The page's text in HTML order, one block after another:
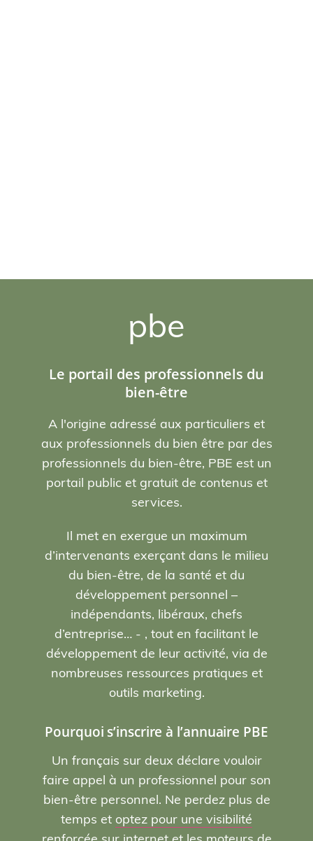
pbe
Le portail des professionnels du
bien-être
A l'origine adressé aux particuliers et
aux professionnels du bien être par des
professionnels du bien-être, PBE est un
portail public et gratuit de contenus et
services.
Il met en exergue un maximum
d’intervenants exerçant dans le milieu
du bien-être, de la santé et du
développement personnel –
indépendants, libéraux, chefs
d’entreprise… - , tout en facilitant le
développement de leur activité, via de
nombreuses ressources pratiques et
outils marketing.
Pourquoi s’inscrire à l’annuaire PBE
Un français sur deux déclare vouloir
faire appel à un professionnel pour son
bien-être personnel. Ne perdez plus de
temps et optez pour une visibilité